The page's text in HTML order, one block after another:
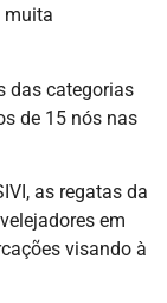
muita
das categorias
de 15 nós nas
as regatas da
em
visando à